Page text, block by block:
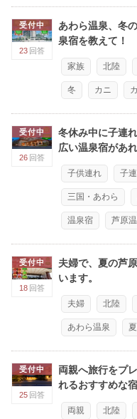
受付中
23 回答
あわら温泉、冬
泉宿を教えて！
家族 北陸
冬 カニ
受付中
26 回答
冬休み中に子連
広い温泉宿があ
子供連れ 子
三国・あわら
温泉宿 芦原
受付中
18 回答
夫婦で、夏の芦
います。
夫婦 北陸
あわら温泉 夏
受付中
25 回答
両親へ旅行をプ
れるおすすめな
両親 北陸